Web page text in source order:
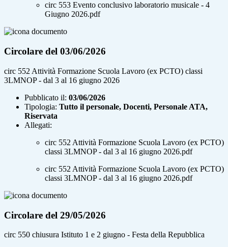
circ 553 Evento conclusivo laboratorio musicale - 4
Giugno 2026.pdf
Circolare del 03/06/2026
circ 552 Attività Formazione Scuola Lavoro (ex PCTO) classi
3LMNOP - dal 3 al 16 giugno 2026
Pubblicato il: 03/06/2026
Tipologia: Tutto il personale, Docenti, Personale ATA,
Riservata
Allegati:
circ 552 Attività Formazione Scuola Lavoro (ex PCTO)
classi 3LMNOP - dal 3 al 16 giugno 2026.pdf
circ 552 Attività Formazione Scuola Lavoro (ex PCTO)
classi 3LMNOP - dal 3 al 16 giugno 2026.pdf
Circolare del 29/05/2026
circ 550 chiusura Istituto 1 e 2 giugno - Festa della Repubblica